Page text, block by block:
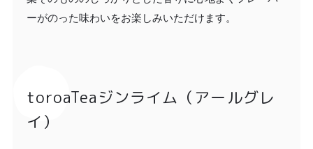
ーがのった味わいをお楽しみいただけます。
toroaTeaジンライム（アールグレ
イ）